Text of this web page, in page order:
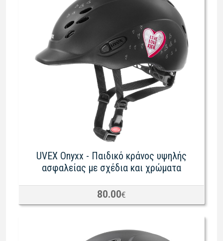
UVEX Onyxx - Παιδικό κράνος υψηλής
ασφαλείας με σχέδια και χρώματα
80.00€